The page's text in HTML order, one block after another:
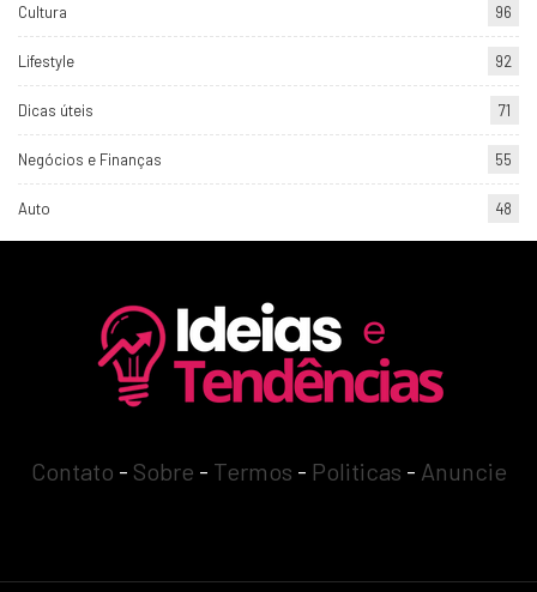
Cultura 96
Lifestyle 92
Dicas úteis 71
Negócios e Finanças 55
Auto 48
Contato - Sobre - Termos - Politicas - Anuncie